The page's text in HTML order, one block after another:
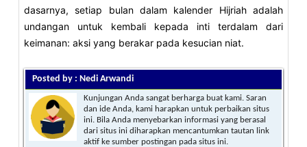
dasarnya, setiap bulan dalam kalender Hijriah adalah
undangan untuk kembali kepada inti terdalam dari
keimanan: aksi yang berakar pada kesucian niat.
Posted by : Nedi Arwandi
Kunjungan Anda sangat berharga buat kami. Saran
dan ide Anda, kami harapkan untuk perbaikan situs
ini. Bila Anda menyebarkan informasi yang berasal
dari situs ini diharapkan mencantumkan tautan link
aktif ke sumber postingan pada situs ini.